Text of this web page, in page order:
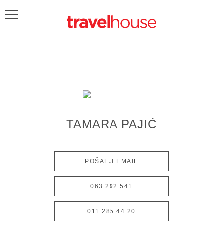
TAMARA PAJIĆ
POŠALJI EMAIL
063 292 541
011 285 44 20